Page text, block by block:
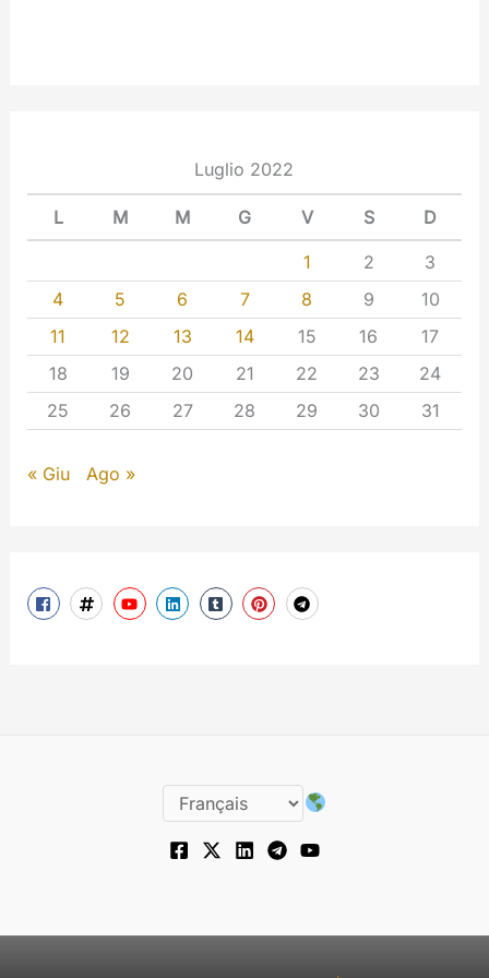
Luglio 2022
L M M G V S D
1 2
3
4
5 6 7 8 9
10
11
12 13 14 15 16
17
18
19 20 21 22 23
24
25
26 27 28 29 30 31
« Giu Ago »